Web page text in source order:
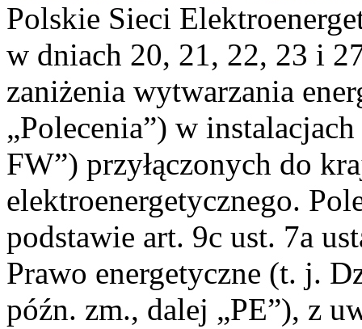
Polskie Sieci
w dniach 20, 21, 22, 23 i
zaniżenia wytwarzania
„Polecenia”) w
FW”) przyłączonych do
elektroenergetycznego.
podstawie art. 9c ust. 7a
Prawo energetyczne (t. j.
późn. zm., dalej „PE”), z